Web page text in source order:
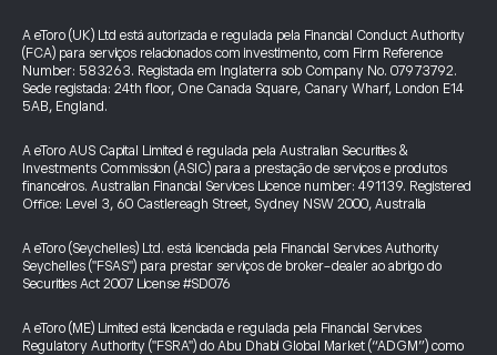
A eToro (UK) Ltd está autorizada e regulada pela Financial Conduct Authority
(FCA) para serviços relacionados com investimento, com Firm Reference
Number: 583263. Registada em Inglaterra sob Company No. 07973792.
Sede registada: 24th floor, One Canada Square, Canary Wharf, London E14
5AB, England.
A eToro AUS Capital Limited é regulada pela Australian Securities &
Investments Commission (ASIC) para a prestação de serviços e produtos
financeiros. Australian Financial Services Licence number: 491139. Registered
Office: Level 3, 60 Castlereagh Street, Sydney NSW 2000, Australia
A eToro (Seychelles) Ltd. está licenciada pela Financial Services Authority
Seychelles ("FSAS") para prestar serviços de broker-dealer ao abrigo do
Securities Act 2007 License #SD076
A eToro (ME) Limited está licenciada e regulada pela Financial Services
Regulatory Authority ("FSRA") do Abu Dhabi Global Market (“ADGM”) como